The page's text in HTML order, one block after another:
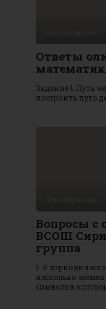
Ответы
Задание 1: Путь
построить путь
Вопросы с
ВСОШ
группа
1. В
несколько
символов